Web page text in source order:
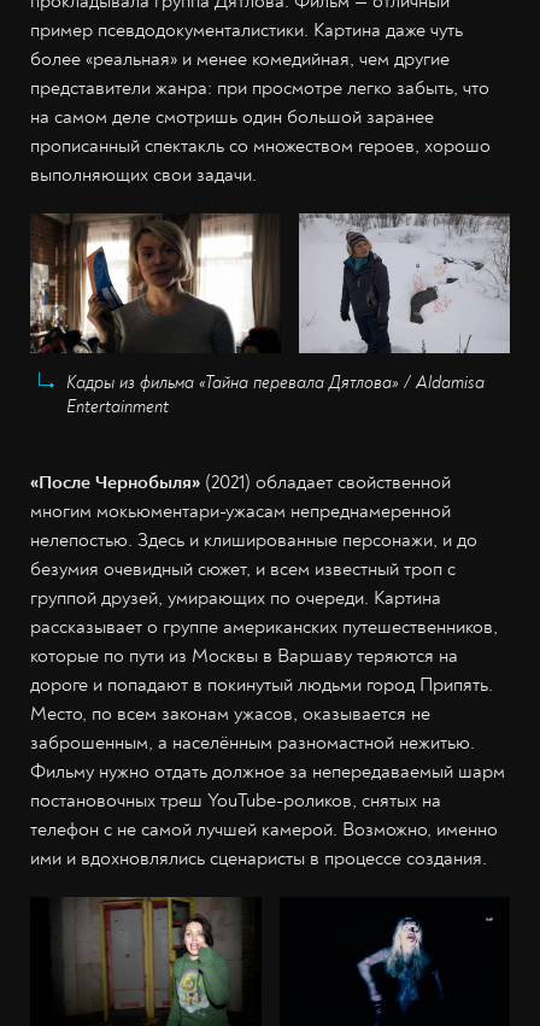
пример псевдодокументалистики. Картина даже чуть
более «реальная» и менее комедийная, чем другие
представители жанра: при просмотре легко забыть, что
на самом деле смотришь один большой заранее
прописанный спектакль со множеством героев, хорошо
выполняющих свои задачи.
Кадры из фильма «Тайна перевала Дятлова» / Aldamisa
Entertainment
«После Чернобыля» (2021) обладает свойственной
многим мокьюментари-ужасам непреднамеренной
нелепостью. Здесь и клишированные персонажи, и до
безумия очевидный сюжет, и всем известный троп с
группой друзей, умирающих по очереди. Картина
рассказывает о группе американских путешественников,
которые по пути из Москвы в Варшаву теряются на
дороге и попадают в покинутый людьми город Припять.
Место, по всем законам ужасов, оказывается не
заброшенным, а населённым разномастной нежитью.
Фильму нужно отдать должное за непередаваемый шарм
постановочных треш YouTube-роликов, снятых на
телефон с не самой лучшей камерой. Возможно, именно
ими и вдохновлялись сценаристы в процессе создания.